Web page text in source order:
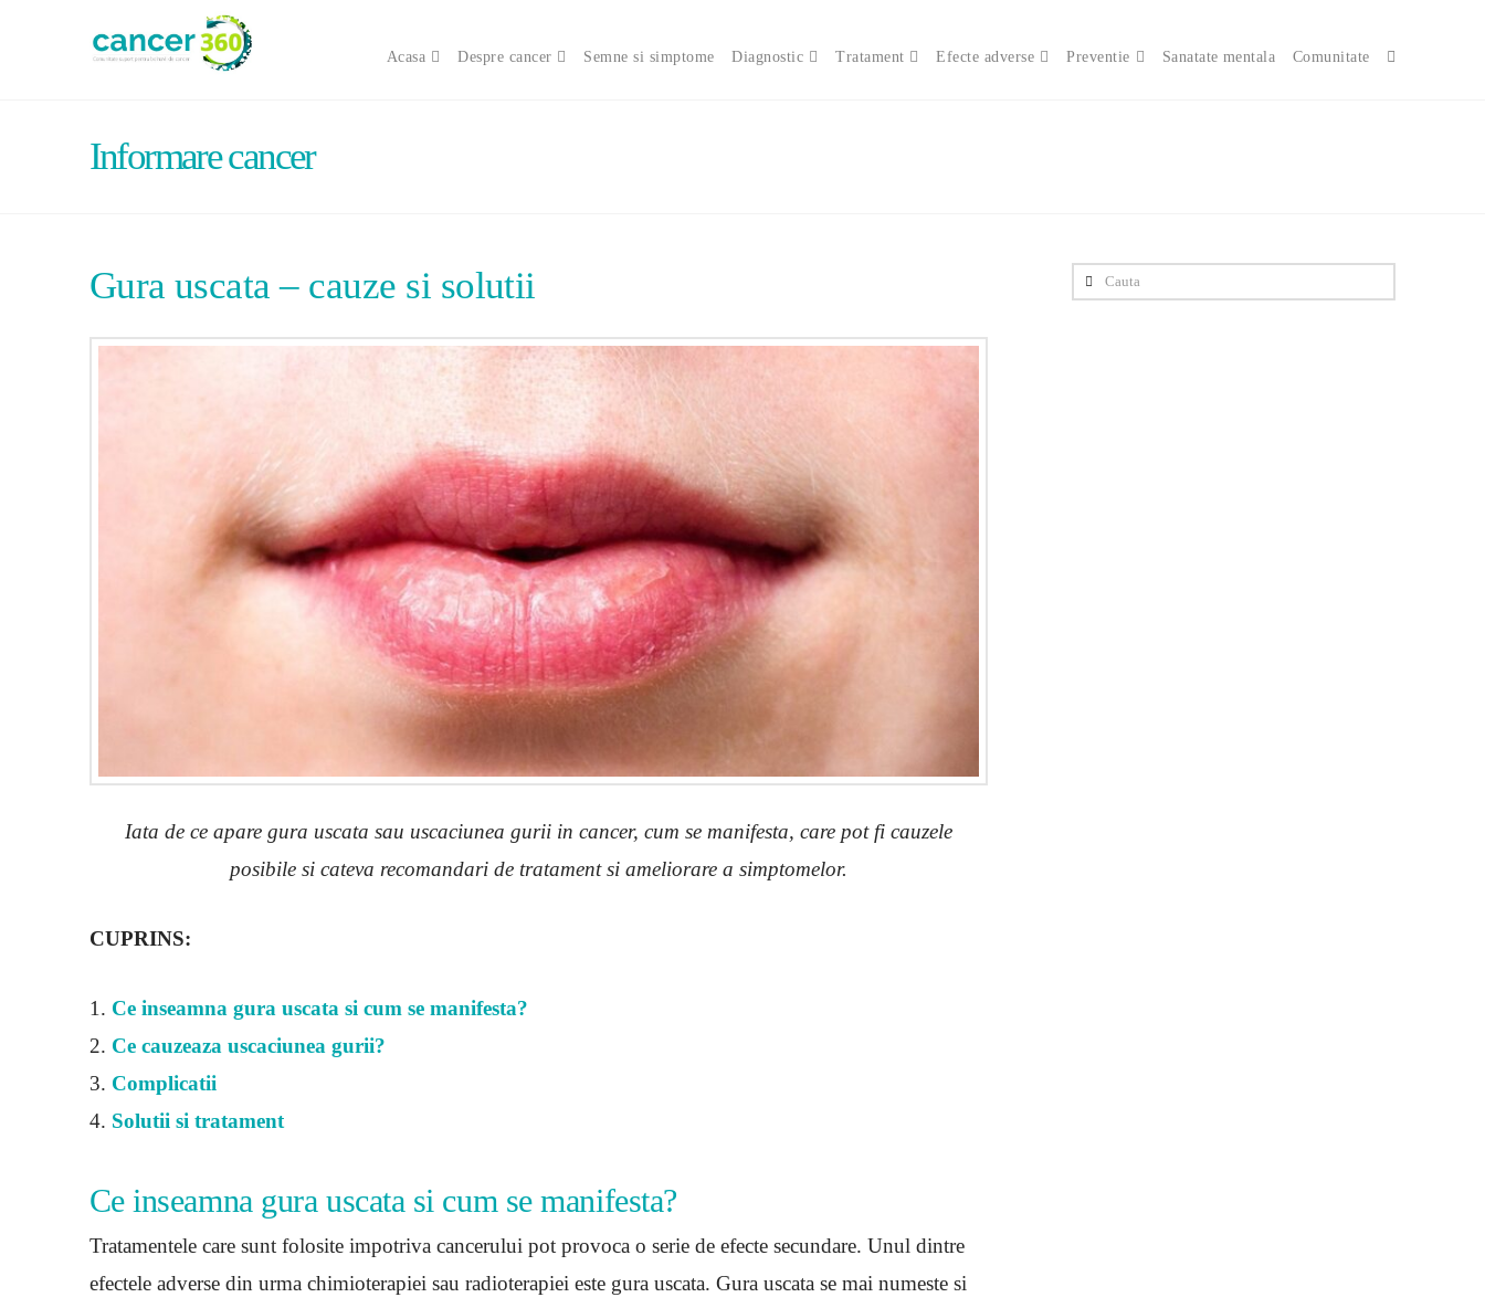
Acasa Despre cancer Semne si simptome Diagnostic Tratament Efecte adverse Preventie Sanatate mentala Comunitate
Informare cancer
Gura uscata – cauze si solutii
Iata de ce apare gura uscata sau uscaciunea gurii in cancer, cum se manifesta, care pot fi cauzele
posibile si cateva recomandari de tratament si ameliorare a simptomelor.
CUPRINS:
1. Ce inseamna gura uscata si cum se manifesta?
2. Ce cauzeaza uscaciunea gurii?
3. Complicatii
4. Solutii si tratament
Ce inseamna gura uscata si cum se manifesta?
Tratamentele care sunt folosite impotriva cancerului pot provoca o serie de efecte secundare. Unul dintre
efectele adverse din urma chimioterapiei sau radioterapiei este gura uscata. Gura uscata se mai numeste si
Cauta